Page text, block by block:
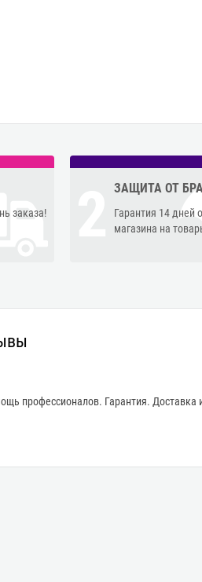
заказа!
ЗАЩИТА ОТ
Гарантия 14 дней
магазина на
профессионалов. Гарантия. Доставка